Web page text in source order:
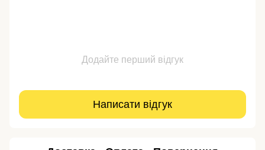
Додайте перший відгук
Написати відгук